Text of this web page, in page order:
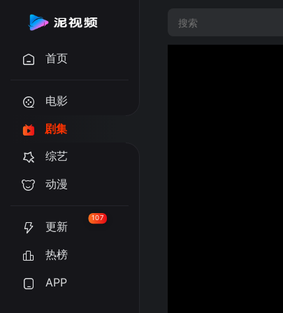
首页
电影
剧集
综艺
动漫
更新
107
热榜
APP